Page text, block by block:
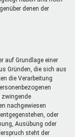
denen der
auf Grundlage einer
Gründen, die sich aus
die Verarbeitung
zwingende
nachgewiesen
oder
Ausübung oder
steht der